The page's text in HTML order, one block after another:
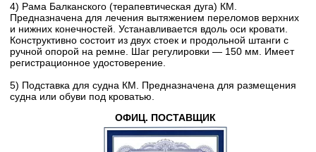
4) Рама Балканского (терапевтическая дуга) КМ.
Предназначена для лечения вытяжением переломов верхних
и нижних конечностей. Устанавливается вдоль оси кровати.
Конструктивно состоит из двух стоек и продольной штанги с
ручной опорой на ремне. Шаг регулировки — 150 мм. Имеет
регистрационное удостоверение.
5) Подставка для судна КМ. Предназначена для размещения
судна или обуви под кроватью.
ОФИЦ. ПОСТАВЩИК